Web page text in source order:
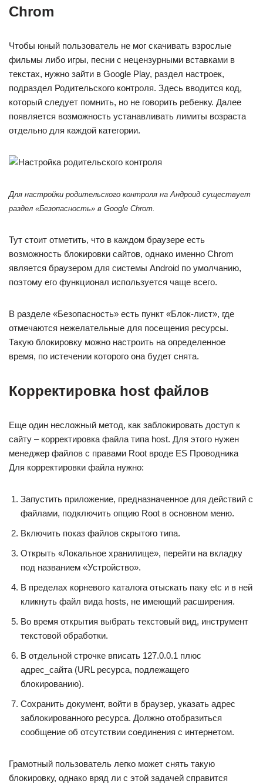
Chrom
Чтобы юный пользователь не мог скачивать взрослые
фильмы либо игры, песни с нецензурными вставками в
текстах, нужно зайти в Google Play, раздел настроек,
подраздел Родительского контроля. Здесь вводится код,
который следует помнить, но не говорить ребенку. Далее
появляется возможность устанавливать лимиты возраста
отдельно для каждой категории.
Для настройки родительского контроля на Андроид существует
раздел «Безопасность» в Google Chrom.
Тут стоит отметить, что в каждом браузере есть
возможность блокировки сайтов, однако именно Chrom
является браузером для системы Android по умолчанию,
поэтому его функционал используется чаще всего.
В разделе «Безопасность» есть пункт «Блок-лист», где
отмечаются нежелательные для посещения ресурсы.
Такую блокировку можно настроить на определенное
время, по истечении которого она будет снята.
Корректировка host файлов
Еще один несложный метод, как заблокировать доступ к
сайту – корректировка файла типа host. Для этого нужен
менеджер файлов с правами Root вроде ES Проводника
Для корректировки файла нужно:
Запустить приложение, предназначенное для действий с
файлами, подключить опцию Root в основном меню.
Включить показ файлов скрытого типа.
Открыть «Локальное хранилище», перейти на вкладку
под названием «Устройство».
В пределах корневого каталога отыскать паку etc и в ней
кликнуть файл вида hosts, не имеющий расширения.
Во время открытия выбрать текстовый вид, инструмент
текстовой обработки.
В отдельной строчке вписать 127.0.0.1 плюс
адрес_сайта (URL ресурса, подлежащего
блокированию).
Сохранить документ, войти в браузер, указать адрес
заблокированного ресурса. Должно отобразиться
сообщение об отсутствии соединения с интернетом.
Грамотный пользователь легко может снять такую
блокировку, однако вряд ли с этой задачей справится